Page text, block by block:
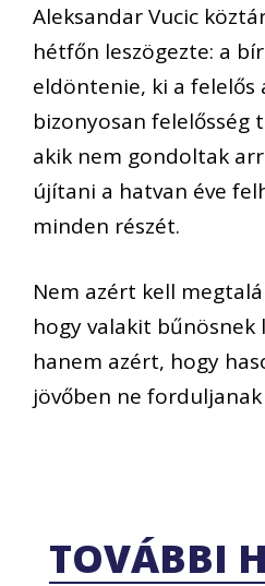
Aleksandar Vucic
hétfőn leszögezte: a
eldöntenie, ki a
bizonyosan felelősség
akik nem gondoltak
újítani a hatvan éve
minden részét.
Nem azért kell
hogy valakit bűnösnek
hanem azért, hogy
jövőben ne
TOVÁBBI